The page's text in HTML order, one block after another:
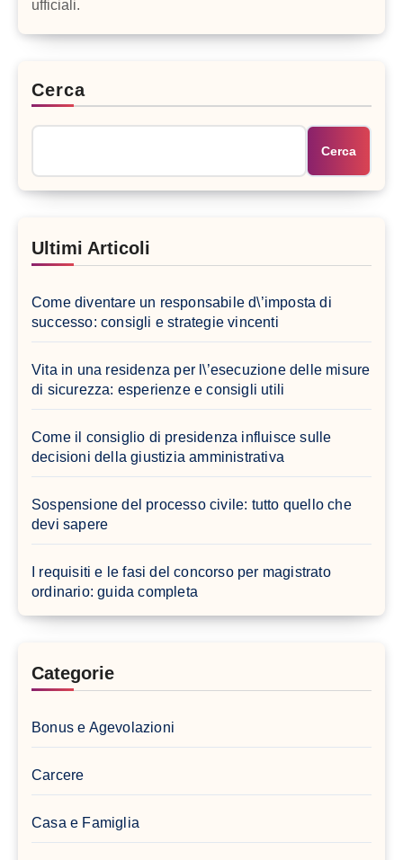
ufficiali.
Cerca
Cerca
Ultimi Articoli
Come diventare un responsabile d\’imposta di
successo: consigli e strategie vincenti
Vita in una residenza per l\’esecuzione delle misure
di sicurezza: esperienze e consigli utili
Come il consiglio di presidenza influisce sulle
decisioni della giustizia amministrativa
Sospensione del processo civile: tutto quello che
devi sapere
I requisiti e le fasi del concorso per magistrato
ordinario: guida completa
Categorie
Bonus e Agevolazioni
Carcere
Casa e Famiglia